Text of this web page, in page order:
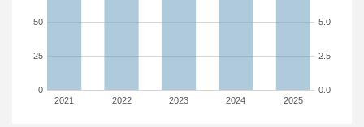
2021 2022 2023 2024 2025
0
25
50
0.0
2.5
5.0